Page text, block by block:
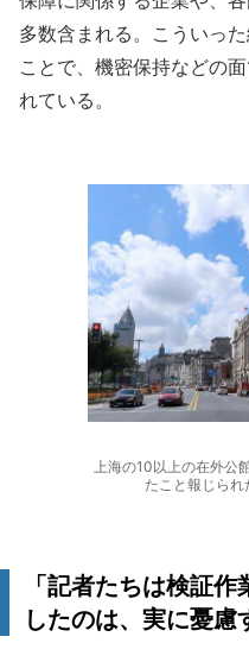
多数含まれる。こういっ
ことで、機密保持などの
れている。
上海の10以上の在外公
たこと報じられ
「記者たちは検証
したのは、実に憂慮